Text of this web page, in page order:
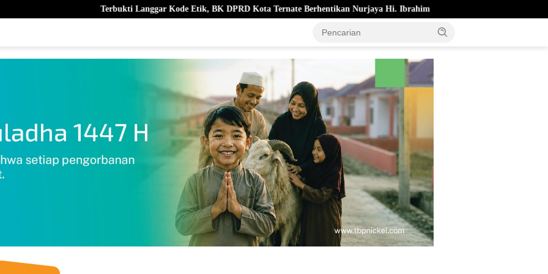
Terbukti Langgar Kode Etik, BK DPRD Kota Ternate Berhentikan Nurjaya Hi. Ibrahim Pemkot Ternate Cairkan Bonus Atlet